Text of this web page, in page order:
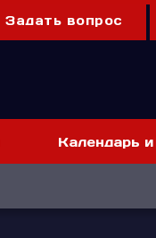
Задать вопрос
Календарь